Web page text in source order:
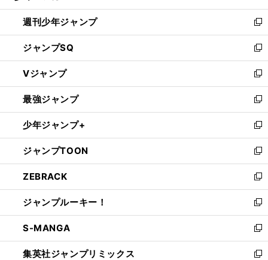
開
く
週刊少年ジャンプ
新
し
い
ウ
ィ
ン
ド
ウ
で
開
く
ジャンプSQ
新
し
い
ウ
ィ
ン
ド
ウ
で
開
く
Vジャンプ
新
し
い
ウ
ィ
ン
ド
ウ
で
開
く
最強ジャンプ
新
し
い
ウ
ィ
ン
ド
ウ
で
開
く
少年ジャンプ+
新
し
い
ウ
ィ
ン
ド
ウ
で
開
く
ジャンプTOON
新
し
い
ウ
ィ
ン
ド
ウ
で
ZEBRACK
新
し
い
ウ
ィ
ン
ド
ジャンプルーキー！
新
し
い
ウ
ィ
S-MANGA
新
し
い
集英社ジャンプリミックス
新